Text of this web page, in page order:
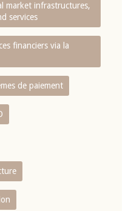
market infrastructures,
services
financiers via la
de paiement